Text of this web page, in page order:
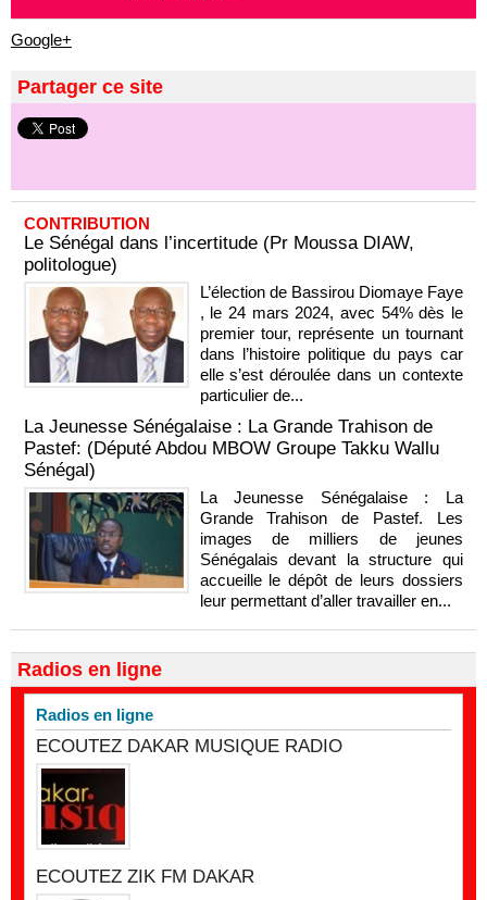
Google+
Partager ce site
CONTRIBUTION
Le Sénégal dans l’incertitude (Pr Moussa DIAW,
politologue)
L’élection de Bassirou Diomaye Faye
, le 24 mars 2024, avec 54% dès le
premier tour, représente un tournant
dans l’histoire politique du pays car
elle s’est déroulée dans un contexte
particulier de...
La Jeunesse Sénégalaise : La Grande Trahison de
Pastef: (Député Abdou MBOW Groupe Takku Wallu
Sénégal)
La Jeunesse Sénégalaise : La
Grande Trahison de Pastef. Les
images de milliers de jeunes
Sénégalais devant la structure qui
accueille le dépôt de leurs dossiers
leur permettant d’aller travailler en...
Radios en ligne
Radios en ligne
ECOUTEZ DAKAR MUSIQUE RADIO
ECOUTEZ ZIK FM DAKAR